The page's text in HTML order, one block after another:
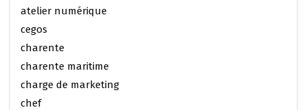
atelier numérique
cegos
charente
charente maritime
charge de marketing
chef